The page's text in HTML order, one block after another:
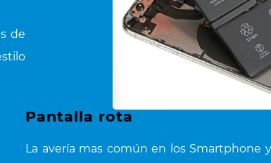
de
Pantalla rota
La avería mas común en los Smartphone